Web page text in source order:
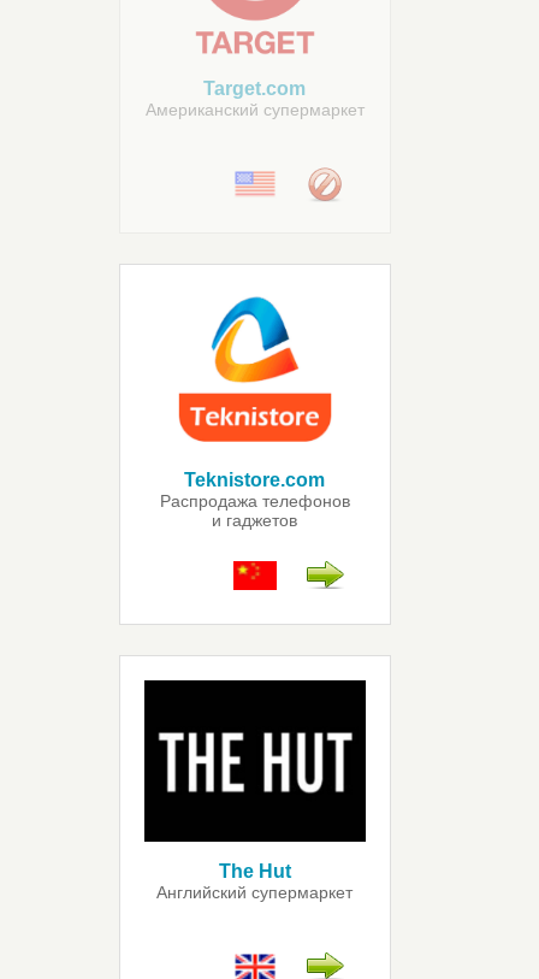
Target.com
Американский супермаркет
Teknistore.com
Распродажа телефонов
и гаджетов
The Hut
Английский супермаркет